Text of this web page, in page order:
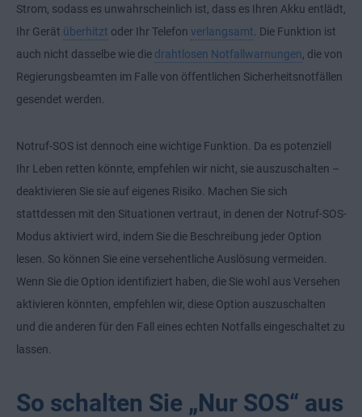
Strom, sodass es unwahrscheinlich ist, dass es Ihren Akku entlädt,
Ihr Gerät überhitzt oder Ihr Telefon verlangsamt. Die Funktion ist
auch nicht dasselbe wie die drahtlosen Notfallwarnungen, die von
Regierungsbeamten im Falle von öffentlichen Sicherheitsnotfällen
gesendet werden.
Notruf-SOS ist dennoch eine wichtige Funktion. Da es potenziell
Ihr Leben retten könnte, empfehlen wir nicht, sie auszuschalten –
deaktivieren Sie sie auf eigenes Risiko. Machen Sie sich
stattdessen mit den Situationen vertraut, in denen der Notruf-SOS-
Modus aktiviert wird, indem Sie die Beschreibung jeder Option
lesen. So können Sie eine versehentliche Auslösung vermeiden.
Wenn Sie die Option identifiziert haben, die Sie wohl aus Versehen
aktivieren könnten, empfehlen wir, diese Option auszuschalten
und die anderen für den Fall eines echten Notfalls eingeschaltet zu
lassen.
So schalten Sie „Nur SOS“ aus